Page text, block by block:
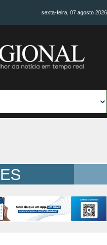
sexta-feira, 07 agosto 2026